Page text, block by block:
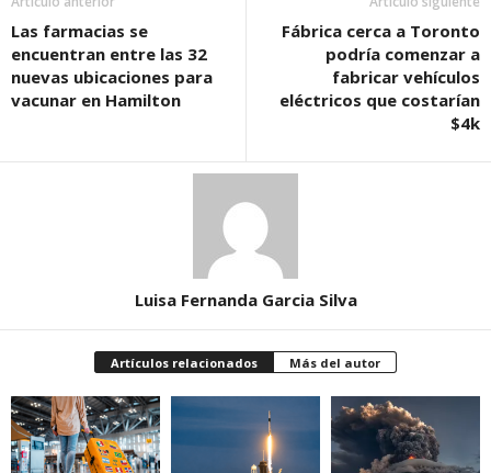
Las farmacias se
encuentran entre las 32
nuevas ubicaciones para
vacunar en Hamilton
Fábrica cerca a Toronto
podría comenzar a
fabricar vehículos
eléctricos que costarían
$4k
Luisa Fernanda Garcia Silva
Artículos relacionados Más del autor